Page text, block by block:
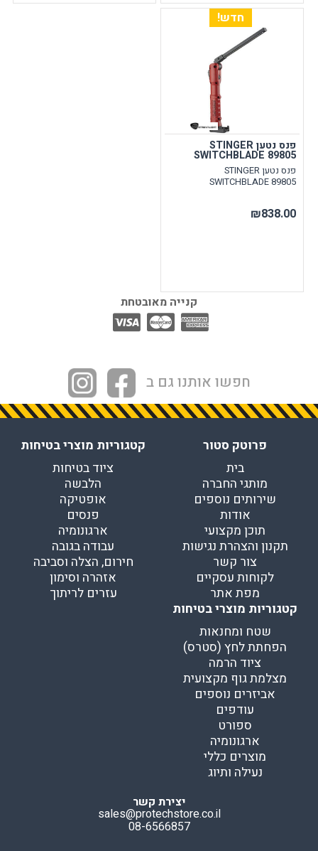
חדש!
פנס נטען STINGER
SWITCHBLADE 89805
פנס נטען STINGER
SWITCHBLADE 89805
₪838.00
קנייה מאובטחת
חפשו אותנו גם ב
פרוטק סטור
בית
מותגי החברה
שירותים נוספים
אודות
תוכן מקצועי
תקנון והצהרת נגישות
צור קשר
לקוחות עסקיים
מפת אתר
קטגוריות מוצרי בטיחות
ציוד בטיחות
הלבשה
אופטיקה
פנסים
ארגונומיה
עבודה בגובה
חירום, הצלה וסביבה
אזהרה וסימון
עזרים לריתוך
קטגוריות מוצרי בטיחות
שטח ומחנאות
הפחתת לחץ (סטרס)
ציוד הרמה
מצלמת גוף מקצועית
אביזרים נוספים
עודפים
ספורט
ארגונומיה
מוצרים כללי
נעילה ותיוג
יצירת קשר
sales@protechstore.co.il
08-6566857